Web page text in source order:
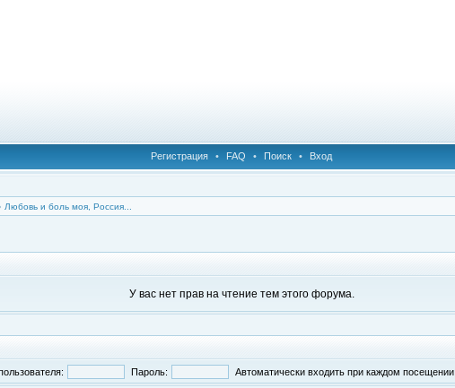
Регистрация • FAQ • Поиск • Вход
Любовь и боль моя, Россия...
У вас нет прав на чтение тем этого форума.
Пароль: Автоматически входить при каждом посещении